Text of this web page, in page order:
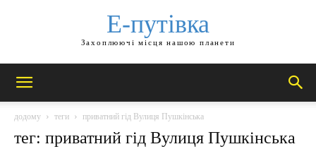
Е-путівка
Захоплюючі місця нашою планети
додому теги приватний гід Вулиця Пушкінська
тег: приватний гід Вулиця Пушкінська